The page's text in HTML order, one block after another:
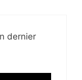
dernier